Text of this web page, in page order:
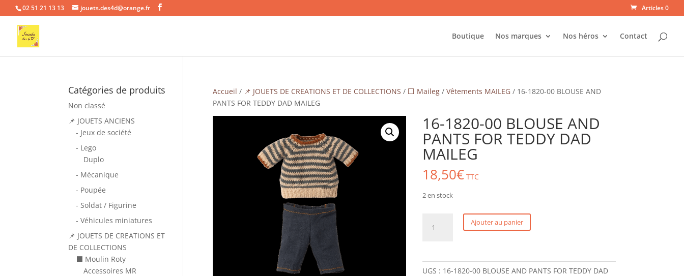
02 51 21 13 13 jouets.des4d@orange.fr Articles 0
Boutique Nos marques Nos héros Contact
Accueil / 📌 JOUETS DE CREATIONS ET DE COLLECTIONS / ⬜ Maileg/ Vêtements MAILEG/ 16-1820-00 BLOUSE AND
PANTS FOR TEDDY DAD MAILEG
16-1820-00 BLOUSE AND
PANTS FOR TEDDY DAD
MAILEG
18,50€ TTC
2 en stock
Ajouter au panier
UGS : 16-1820-00 BLOUSE AND PANTS FOR TEDDY DAD
Catégories de produits
Non classé
📌 JOUETS ANCIENS
- Jeux de société
- Lego
Duplo
- Mécanique
- Poupée
- Soldat / Figurine
- Véhicules miniatures
📌 JOUETS DE CREATIONS ET
DE COLLECTIONS
⬛ Moulin Roty
Accessoires MR